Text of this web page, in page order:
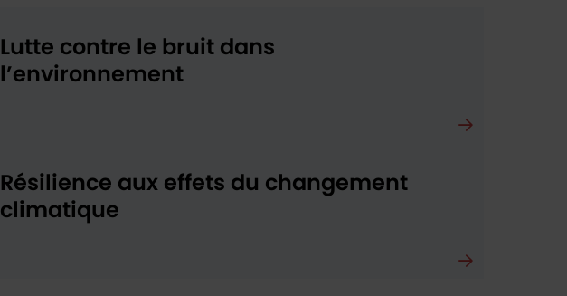
Lutte contre le bruit dans
l’environnement
Résilience aux effets du changement
climatique